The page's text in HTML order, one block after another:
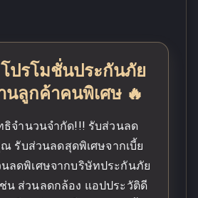
โปรโมชั่นประกันภัย
นลูกค้าคนพิเศษ 🔥
จำนวนจำกัด!!! รับส่วนลด
รับส่วนลดสุดพิเศษจากเบี้ย
ลดพิเศษจากบริษัทประกันภัย
น ส่วนลดกล้อง แอปประวัติดี